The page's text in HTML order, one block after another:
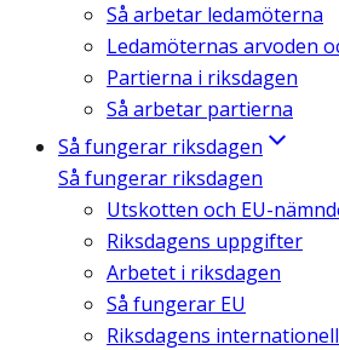
Så arbetar ledamöterna
Ledamöternas arvoden
Partierna i riksdagen
Så arbetar partierna
Så fungerar riksdagen
Så fungerar riksdagen
Utskotten och EU-
Riksdagens uppgifter
Arbetet i riksdagen
Så fungerar EU
Riksdagens